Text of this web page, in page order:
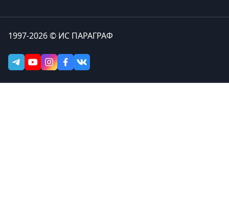
1997-2026 © ИС ПАРАГРАФ